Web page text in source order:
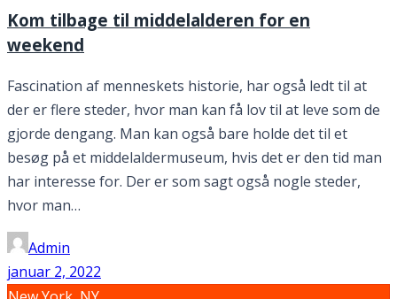
Kom tilbage til middelalderen for en
weekend
Fascination af menneskets historie, har også ledt til at
der er flere steder, hvor man kan få lov til at leve som de
gjorde dengang. Man kan også bare holde det til et
besøg på et middelaldermuseum, hvis det er den tid man
har interesse for. Der er som sagt også nogle steder,
hvor man…
Admin
januar 2, 2022